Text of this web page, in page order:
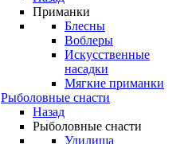
Приманки
Блесны
Воблеры
Искусственные
насадки
Мягкие приманки
Рыболовные снасти
Назад
Рыболовные снасти
Удилища